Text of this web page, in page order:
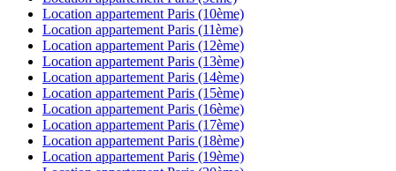
Location appartement Paris (10ème)
Location appartement Paris (11ème)
Location appartement Paris (12ème)
Location appartement Paris (13ème)
Location appartement Paris (14ème)
Location appartement Paris (15ème)
Location appartement Paris (16ème)
Location appartement Paris (17ème)
Location appartement Paris (18ème)
Location appartement Paris (19ème)